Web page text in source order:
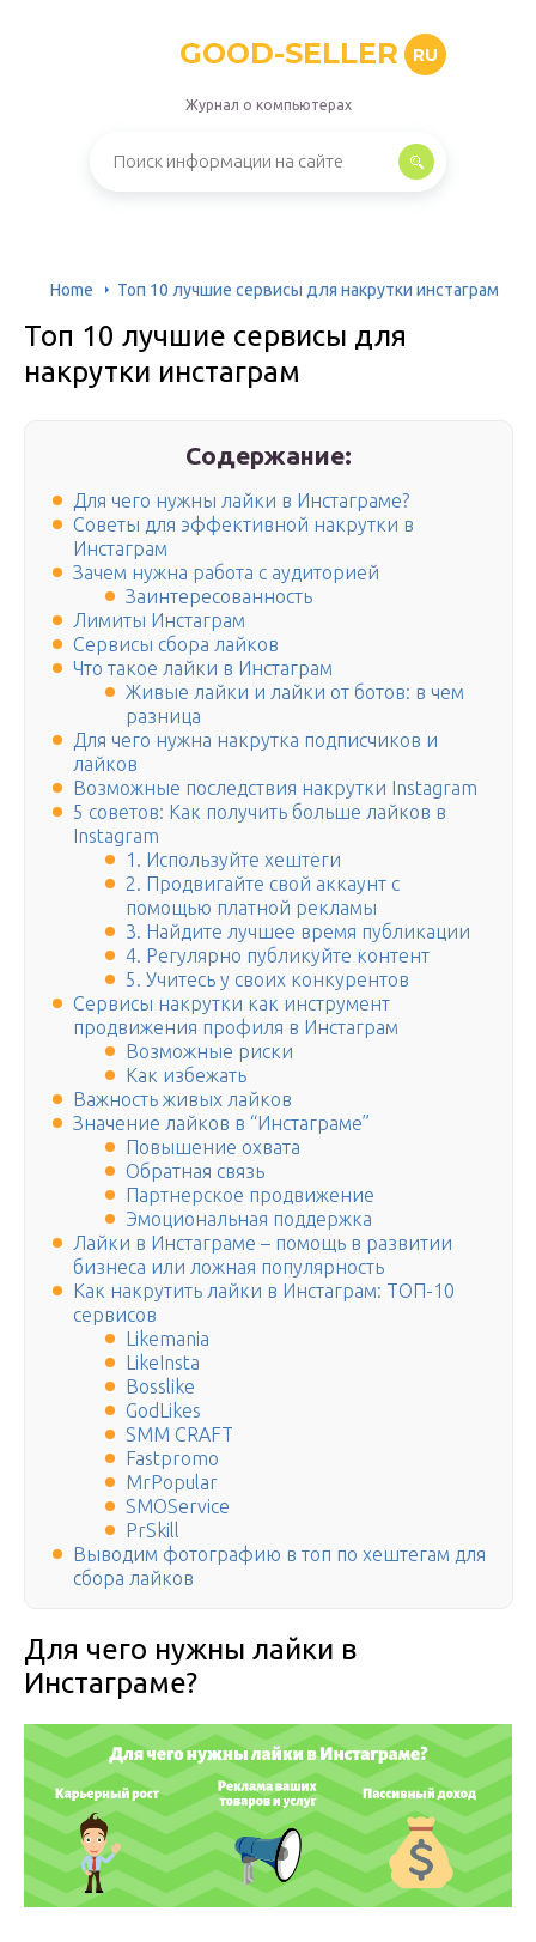
GOOD-SELLER RU
Журнал о компьютерах
Home Топ 10 лучшие сервисы для накрутки инстаграм
Топ 10 лучшие сервисы для
накрутки инстаграм
Содержание:
Для чего нужны лайки в Инстаграме?
Советы для эффективной накрутки в
Инстаграм
Зачем нужна работа с аудиторией
Заинтересованность
Лимиты Инстаграм
Сервисы сбора лайков
Что такое лайки в Инстаграм
Живые лайки и лайки от ботов: в чем
разница
Для чего нужна накрутка подписчиков и
лайков
Возможные последствия накрутки Instagram
5 советов: Как получить больше лайков в
Instagram
1. Используйте хештеги
2. Продвигайте свой аккаунт с
помощью платной рекламы
3. Найдите лучшее время публикации
4. Регулярно публикуйте контент
5. Учитесь у своих конкурентов
Сервисы накрутки как инструмент
продвижения профиля в Инстаграм
Возможные риски
Как избежать
Важность живых лайков
Значение лайков в “Инстаграме”
Повышение охвата
Обратная связь
Партнерское продвижение
Эмоциональная поддержка
Лайки в Инстаграме – помощь в развитии
бизнеса или ложная популярность
Как накрутить лайки в Инстаграм: ТОП-10
сервисов
Likemania
LikeInsta
Bosslike
GodLikes
SMM CRAFT
Fastpromo
MrPopular
SMOService
PrSkill
Выводим фотографию в топ по хештегам для
сбора лайков
Для чего нужны лайки в
Инстаграме?